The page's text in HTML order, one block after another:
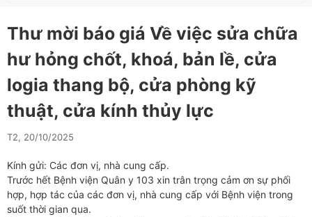
Thư mời báo giá Về việc sửa chữa
hư hỏng chốt, khoá, bản lề, cửa
logia thang bộ, cửa phòng kỹ
thuật, cửa kính thủy lực
T2, 20/10/2025
Kính gửi: Các đơn vị, nhà cung cấp.
Trước hết Bệnh viện Quân y 103 xin trân trọng cảm ơn sự phối
hợp, hợp tác của các đơn vị, nhà cung cấp với Bệnh viện trong
suốt thời gian qua.